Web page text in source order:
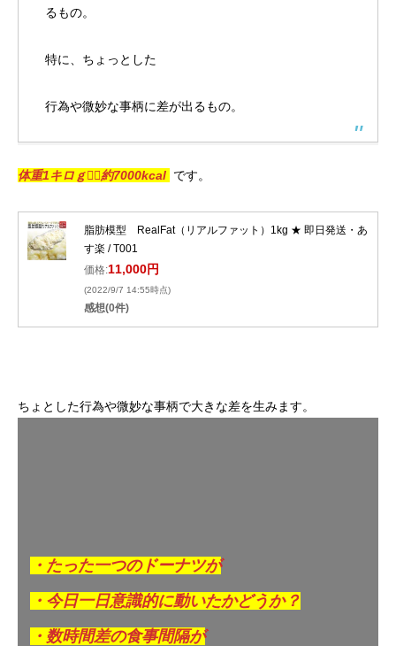
るもの。
特に、ちょっとした
行為や微妙な事柄に差が出るもの。
体重1キロｇ＝約7000kcal です。
脂肪模型 RealFat（リアルファット）1kg ★ 即日発送・あ
す楽 / T001
価格:11,000円
(2022/9/7 14:55時点)
感想(0件)
ちょとした行為や微妙な事柄で大きな差を生みます。
・たった一つのドーナツが
・今日一日意識的に動いたかどうか？
・数時間差の食事間隔が